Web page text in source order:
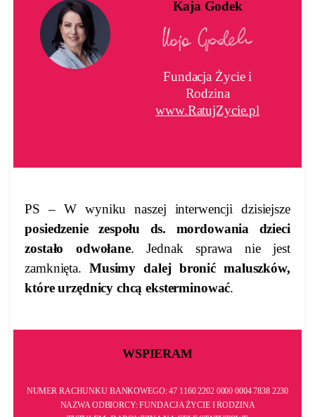
Kaja Godek
Fundacja Życie i
Rodzina
www.RatujZycie.pl
PS – W wyniku naszej interwencji dzisiejsze
posiedzenie zespołu ds. mordowania dzieci
zostało odwołane. Jednak sprawa nie jest
zamknięta.Musimy dalej bronić maluszków,
które urzędnicy chcą eksterminować.
WSPIERAM
NUMER RACHUNKU BANKOWEGO: 47 1160 2202 0000 0004 7838 2230
NAZWA ODBIORCY: FUNDACJA ŻYCIE I RODZINA